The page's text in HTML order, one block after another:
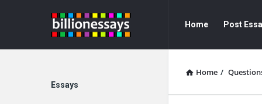
Billion
Essays
Essays
Navigation
Home Post
Home /
Explore
Essays